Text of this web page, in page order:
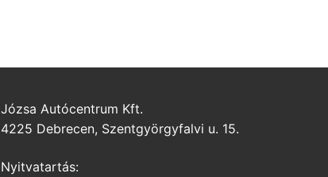
Józsa Autócentrum Kft.
4225 Debrecen, Szentgyörgyfalvi u. 15.
Nyitvatartás: